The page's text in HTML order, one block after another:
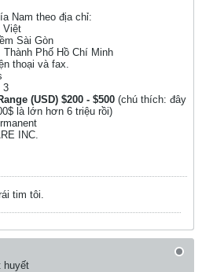
Nam theo địa chỉ:
Việt
Sài Gòn
Phố Hồ Chí Minh
thoại và fax.
3
(USD) $200 - $500 (chú thích: đây
là lớn hơn 6 triệu rồi)
INC.
tim tôi.
huyết